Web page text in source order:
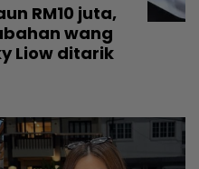
RM10 juta,
wang
Liow ditarik